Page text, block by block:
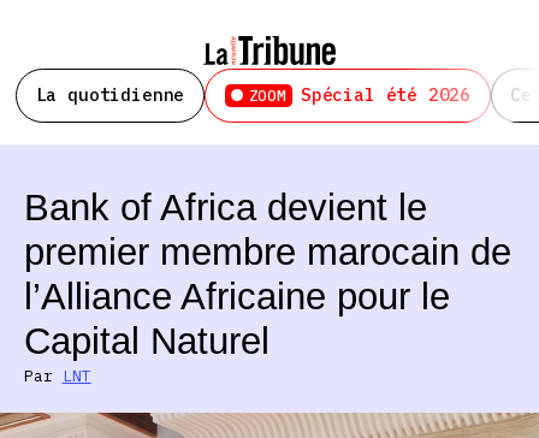
La quotidienne ZOOM Spécial été 2026
Bank of Africa devient le
premier membre marocain de
l’Alliance Africaine pour le
Capital Naturel
Par LNT